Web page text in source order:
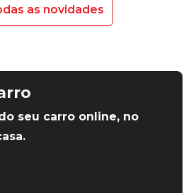
as novidades
seu carro online, no